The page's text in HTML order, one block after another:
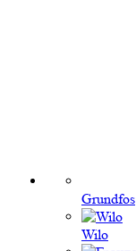
Grundfos
Wilo